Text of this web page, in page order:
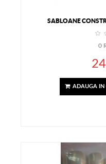
SABLOANE
0
ADAUGA IN